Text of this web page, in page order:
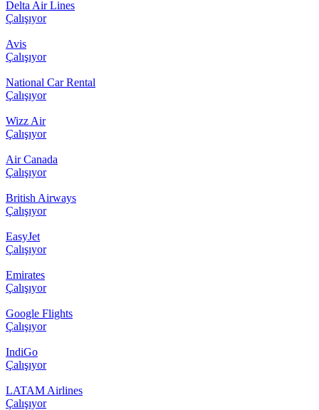
Delta Air Lines
Çalışıyor
Avis
Çalışıyor
National Car Rental
Çalışıyor
Wizz Air
Çalışıyor
Air Canada
Çalışıyor
British Airways
Çalışıyor
EasyJet
Çalışıyor
Emirates
Çalışıyor
Google Flights
Çalışıyor
IndiGo
Çalışıyor
LATAM Airlines
Çalışıyor